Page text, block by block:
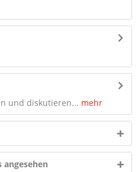
und diskutieren... mehr
angesehen